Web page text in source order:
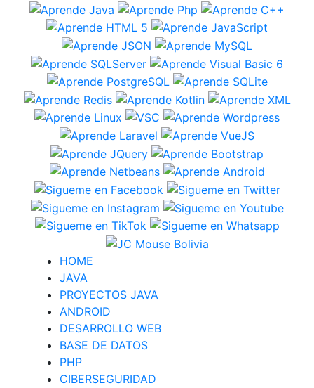
HOME
JAVA
PROYECTOS JAVA
ANDROID
DESARROLLO WEB
BASE DE DATOS
PHP
CIBERSEGURIDAD